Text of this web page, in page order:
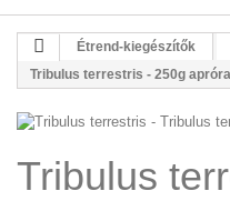
Étrend-kiegészítők
Tribulus terrestris - 250g
Tribulus